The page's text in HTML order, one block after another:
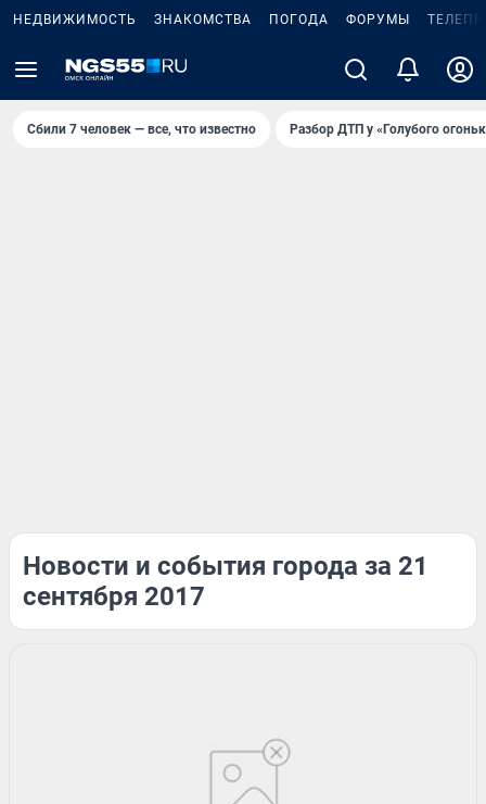
НЕДВИЖИМОСТЬ ЗНАКОМСТВА ПОГОДА ФОРУМЫ
Сбили 7 человек — все, что известно Разбор ДТП у «Голубого
Новости и события города за 21
сентября 2017